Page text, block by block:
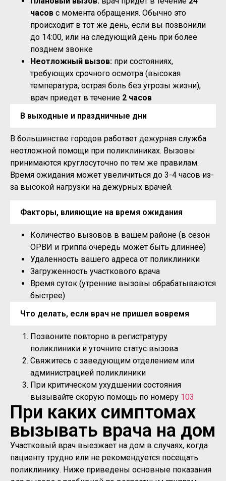
часов с момента обращения. Обычно это
происходит в тот же день, если вы позвонили
до 14:00, или на следующий день при более
позднем звонке
Неотложный вызов: при состояниях,
требующих срочного осмотра (высокая
температура, острая боль без угрозы жизни),
врач приедет в течение 2 часов
В выходные и праздничные дни
В большинстве городов работает дежурная служба
неотложной помощи при поликлиниках. Вызовы
принимаются круглосуточно по тем же правилам.
Время ожидания может увеличиться до 3-4 часов из-
за высокой нагрузки на дежурных врачей.
Факторы, влияющие на время ожидания
Количество вызовов в вашем районе (в сезон
ОРВИ и гриппа очередь может быть длиннее)
Удаленность вашего адреса от поликлиники
Загруженность участкового врача
Время суток (утренние вызовы обрабатываются
быстрее)
Что делать, если врач не пришел вовремя
Позвоните повторно в регистратуру
поликлиники и уточните статус вызова
Свяжитесь с заведующим отделением или
администрацией поликлиники
При критическом ухудшении состояния
вызывайте скорую помощь по номеру 103
При каких симптомах
вызывать врача на дом
Участковый врач выезжает на дом в случаях, когда
пациенту трудно или не рекомендуется посещать
поликлинику. Ниже приведены основные показания